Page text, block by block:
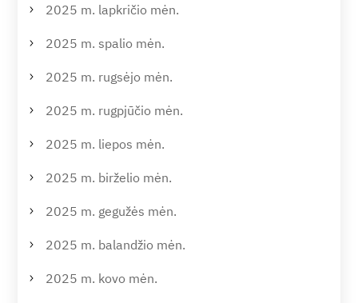
2025 m. lapkričio mėn.
2025 m. spalio mėn.
2025 m. rugsėjo mėn.
2025 m. rugpjūčio mėn.
2025 m. liepos mėn.
2025 m. birželio mėn.
2025 m. gegužės mėn.
2025 m. balandžio mėn.
2025 m. kovo mėn.